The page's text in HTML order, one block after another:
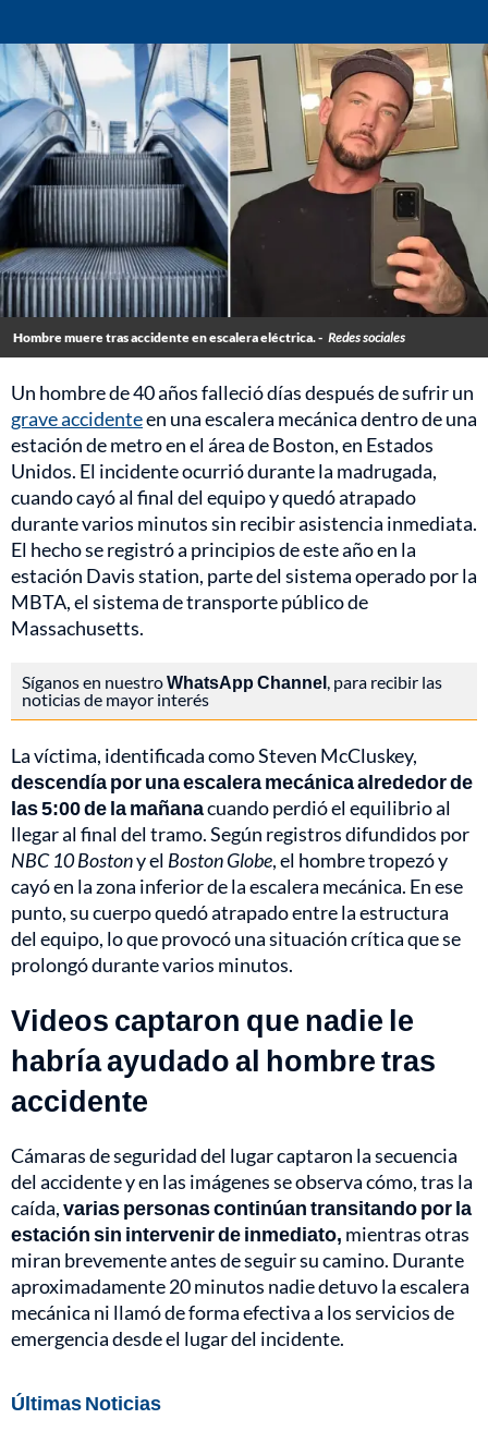
Hombre muere tras accidente en escalera eléctrica. - Redes sociales
Un hombre de 40 años falleció días después de sufrir un
grave accidenteen una escalera mecánica dentro de una
estación de metro en el área de Boston, en Estados
Unidos. El incidente ocurrió durante la madrugada,
cuando cayó al final del equipo y quedó atrapado
durante varios minutos sin recibir asistencia inmediata.
El hecho se registró a principios de este año en la
estación Davis station, parte del sistema operado por la
MBTA, el sistema de transporte público de
Massachusetts.
Síganos en nuestroWhatsApp Channel, para recibir las
noticias de mayor interés
La víctima, identificada como Steven McCluskey,
descendía por una escalera mecánica alrededor de
las 5:00 de la mañanacuando perdió el equilibrio al
llegar al final del tramo. Según registros difundidos por
NBC 10 Bostony el Boston Globe, el hombre tropezó y
cayó en la zona inferior de la escalera mecánica. En ese
punto, su cuerpo quedó atrapado entre la estructura
del equipo, lo que provocó una situación crítica que se
prolongó durante varios minutos.
Videos captaron que nadie le
habría ayudado al hombre tras
accidente
Cámaras de seguridad del lugar captaron la secuencia
del accidente y en las imágenes se observa cómo, tras la
caída,varias personas continúan transitando por la
estación sin intervenir de inmediato, mientras otras
miran brevemente antes de seguir su camino. Durante
aproximadamente 20 minutos nadie detuvo la escalera
mecánica ni llamó de forma efectiva a los servicios de
emergencia desde el lugar del incidente.
Últimas Noticias